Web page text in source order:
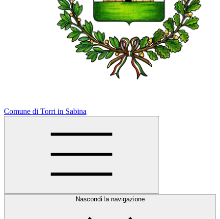
Comune di Torri in Sabina
Nascondi la navigazione